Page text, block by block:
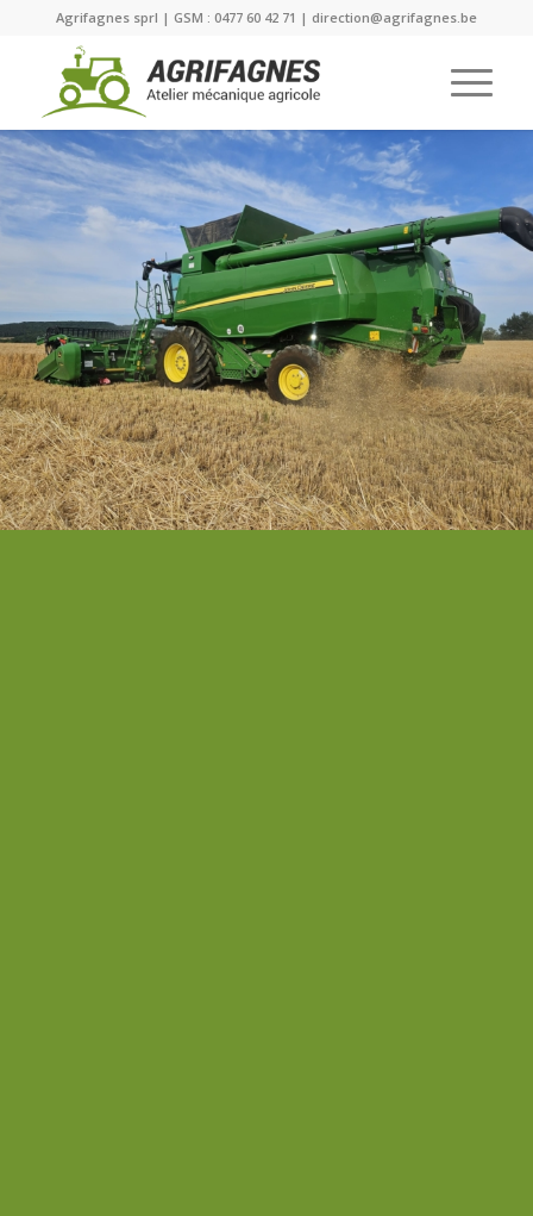
Agrifagnes sprl | GSM : 0477 60 42 71 | direction@agrifagnes.be